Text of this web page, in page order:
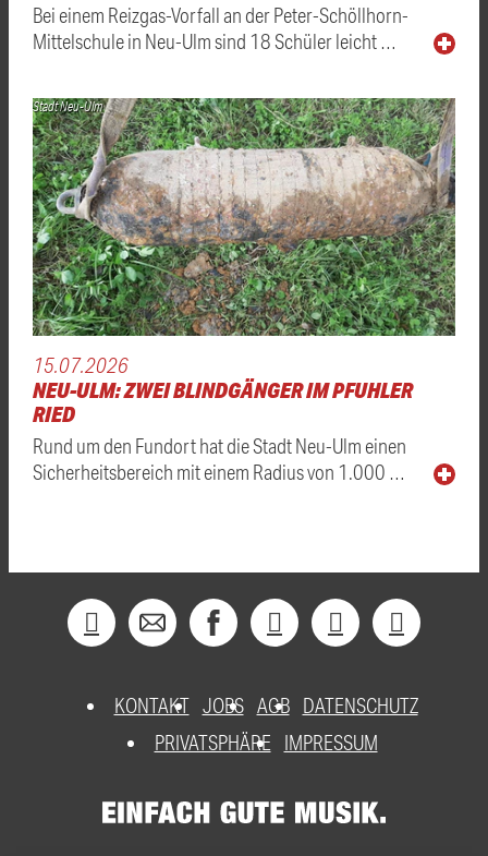
Bei einem Reizgas-Vorfall an der Peter-Schöllhorn-
Mittelschule in Neu-Ulm sind 18 Schüler leicht …
Stadt Neu-Ulm
15.07.2026
NEU-ULM: ZWEI BLINDGÄNGER IM PFUHLER
RIED
Rund um den Fundort hat die Stadt Neu-Ulm einen
Sicherheitsbereich mit einem Radius von 1.000 …
KONTAKT JOBS AGB DATENSCHUTZ
PRIVATSPHÄRE
IMPRESSUM